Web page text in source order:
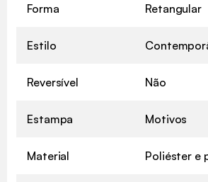
Forma Retangular
Estilo
Reversível Não
Estampa Motivos
Material Poliéster e